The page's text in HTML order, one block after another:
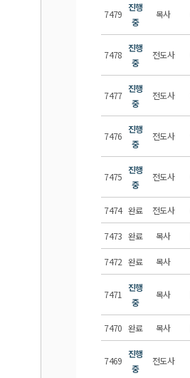
7479
진행
중
목사
7478
진행
중
전도사
7477
진행
중
전도사
7476
진행
중
전도사
7475
진행
중
전도사
7474 완료 전도사
7473 완료 목사
7472 완료 목사
7471
진행
중
목사
7470 완료 목사
7469
진행
중
전도사